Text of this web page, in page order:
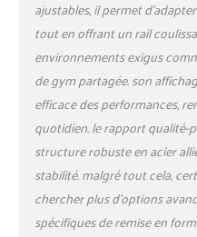
ajustables, il permet
tout en offrant un rail
environnements exigus
de gym partagée. son
efficace des performances,
quotidien. le rapport qualité-
structure robuste en acier
stabilité. malgré tout cela,
chercher plus d’options
spécifiques de remise en